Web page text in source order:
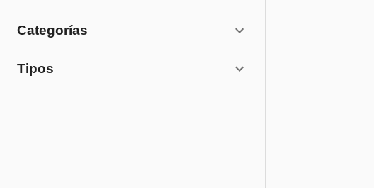
Categorías
Tipos